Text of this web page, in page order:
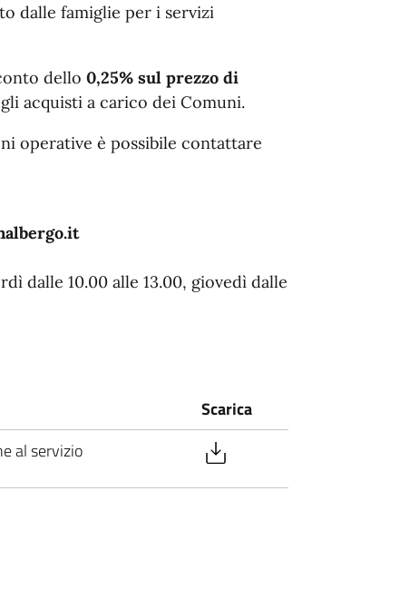
dalle famiglie per i servizi
dello 0,25% sul prezzo di
acquisti a carico dei Comuni.
operative è possibile contattare
dalle 10.00 alle 13.00, giovedì dalle
Scarica
al servizio